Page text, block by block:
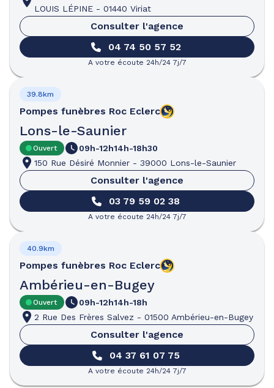
LOUIS LÉPINE - 01440 Viriat
Consulter l'agence
04 74 50 57 52
A votre écoute 24h/24 7j/7
Pompes funèbres Roc Eclerc
Lons-le-Saunier
39.8km
Ouvert 09h-12h14h-18h30
150 Rue Désiré Monnier - 39000 Lons-le-Saunier
Consulter l'agence
03 79 59 02 38
A votre écoute 24h/24 7j/7
Pompes funèbres Roc Eclerc
Ambérieu-en-Bugey
40.9km
Ouvert 09h-12h14h-18h
2 Rue Des Frères Salvez - 01500 Ambérieu-en-Bugey
Consulter l'agence
04 37 61 07 75
A votre écoute 24h/24 7j/7